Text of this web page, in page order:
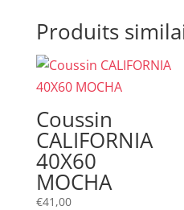
Produits
Coussin
CALIFORNIA
40X60
MOCHA
€41,00